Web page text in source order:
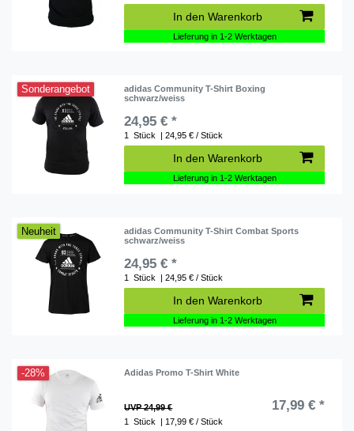
In den Warenkorb
Lieferung in 1-2 Werktagen
Sonderangebot
adidas Community T-Shirt Boxing
schwarz/weiss
24,95 € *
1 Stück | 24,95 € / Stück
In den Warenkorb
Lieferung in 1-2 Werktagen
Neuheit
adidas Community T-Shirt Combat Sports
schwarz/weiss
24,95 € *
1 Stück | 24,95 € / Stück
In den Warenkorb
Lieferung in 1-2 Werktagen
-28% Adidas Promo T-Shirt White
UVP 24,99 € 17,99 € *
1 Stück | 17,99 € / Stück